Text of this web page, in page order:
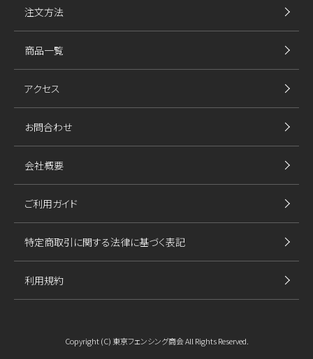
注文方法
商品一覧
アクセス
お問合わせ
会社概要
ご利用ガイド
特定商取引に関する法律に基づく表記
利用規約
Copyright (C) 東京フェンシング商会 All Rights Reserved.